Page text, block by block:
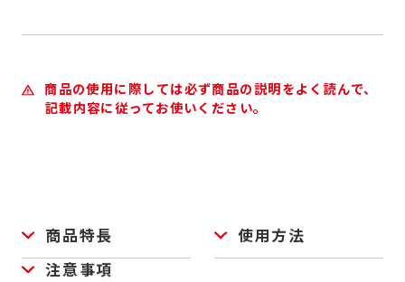
商品の使用に際しては必ず商品の説明をよく読んで、
記載内容に従ってお使いください。
商品特長
使用方法
注意事項